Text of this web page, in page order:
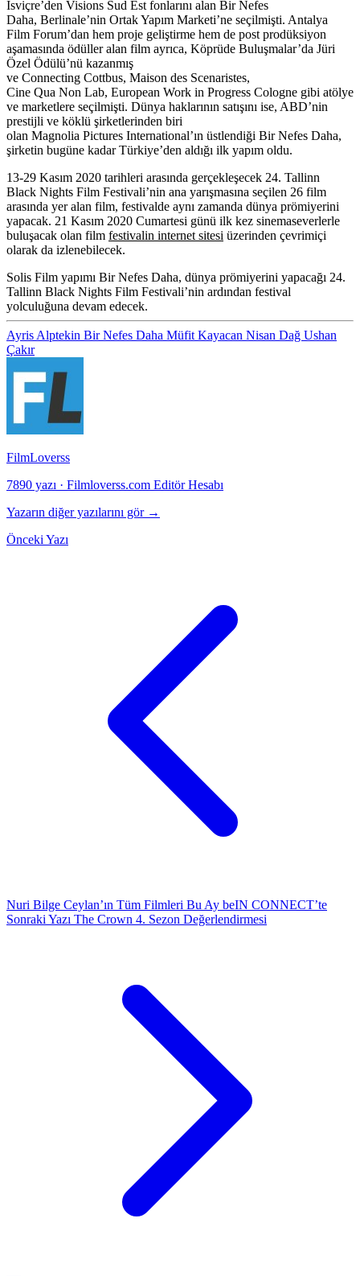
İsviçre’den Visions Sud Est fonlarını alan Bir Nefes
Daha, Berlinale’nin Ortak Yapım Marketi’ne seçilmişti. Antalya
Film Forum’dan hem proje geliştirme hem de post prodüksiyon
aşamasında ödüller alan film ayrıca, Köprüde Buluşmalar’da Jüri
Özel Ödülü’nü kazanmış
ve Connecting Cottbus, Maison des Scenaristes,
Cine Qua Non Lab, European Work in Progress Cologne gibi atölye
ve marketlere seçilmişti. Dünya haklarının satışını ise, ABD’nin
prestijli ve köklü şirketlerinden biri
olan Magnolia Pictures International’ın üstlendiği Bir Nefes Daha,
şirketin bugüne kadar Türkiye’den aldığı ilk yapım oldu.
13-29 Kasım 2020 tarihleri arasında gerçekleşecek 24. Tallinn
Black Nights Film Festivali’nin ana yarışmasına seçilen 26 film
arasında yer alan film, festivalde aynı zamanda dünya prömiyerini
yapacak. 21 Kasım 2020 Cumartesi günü ilk kez sinemaseverlerle
buluşacak olan film festivalin internet sitesi üzerinden çevrimiçi
olarak da izlenebilecek.
Solis Film yapımı Bir Nefes Daha, dünya prömiyerini yapacağı 24.
Tallinn Black Nights Film Festivali’nin ardından festival
yolculuğuna devam edecek.
Ayris Alptekin Bir Nefes Daha Müfit Kayacan Nisan Dağ Ushan
Çakır
FilmLoverss
7890 yazı · Filmloverss.com Editör Hesabı
Yazarın diğer yazılarını gör →
Önceki Yazı
Nuri Bilge Ceylan’ın Tüm Filmleri Bu Ay beIN CONNECT’te
Sonraki Yazı The Crown 4. Sezon Değerlendirmesi